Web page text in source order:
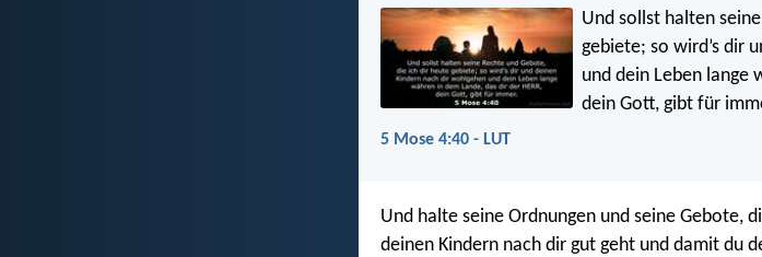
Und sollst halten
gebiete; so wird’s dir
und dein Leben lange
dein Gott, gibt für
5 Mose 4:40 - LUT
Und halte seine Ordnungen und seine Gebote,
deinen Kindern nach dir gut geht und damit du